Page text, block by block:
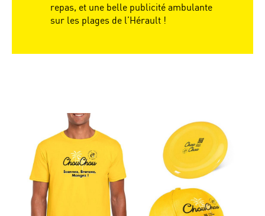
repas, et une belle publicité ambulante
sur les plages de l’Hérault !